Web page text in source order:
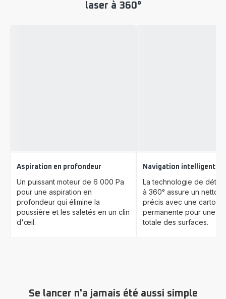
laser à 360°
Aspiration en profondeur
Un puissant moteur de 6 000 Pa
pour une aspiration en
profondeur qui élimine la
poussière et les saletés en un clin
d'œil.
Navigation intelligente
La technologie de
à 360° assure un
précis avec une
permanente pour une
totale des surfaces.
Se lancer n'a jamais été aussi simple